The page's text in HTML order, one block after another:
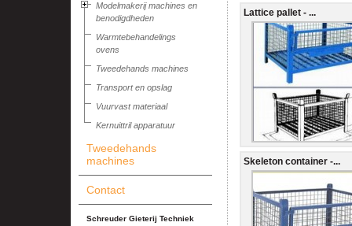
Modelmakerij machines en
benodigdheden
Warmtebehandelings
ovens
Tweedehands machines
Transport en opslag
Vuurvast materiaal
Kernuittril apparatuur
Tweedehands
machines
Contact
Schreuder Gieterij Techniek
Lattice pallet - ...
Skeleton container -...